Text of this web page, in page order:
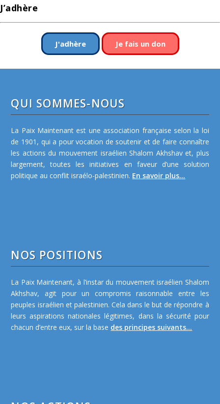
J’adhère
J'adhère Je fais un don
QUI SOMMES-NOUS
La Paix Maintenant est une association française selon la loi
de 1901, qui a pour vocation de soutenir et de faire connaître
les actions du mouvement israélien Shalom Akhshav et, plus
largement, toutes les initiatives en faveur d’une solution
politique au conflit israélo-palestinien. En savoir plus...
NOS POSITIONS
La Paix Maintenant, à l’instar du mouvement israélien Shalom
Akhshav, agit pour un compromis raisonnable entre les
peuples israélien et palestinien. Cela dans le but de répondre à
leurs aspirations nationales légitimes, dans la sécurité pour
chacun d’entre eux, sur la base des principes suivants...